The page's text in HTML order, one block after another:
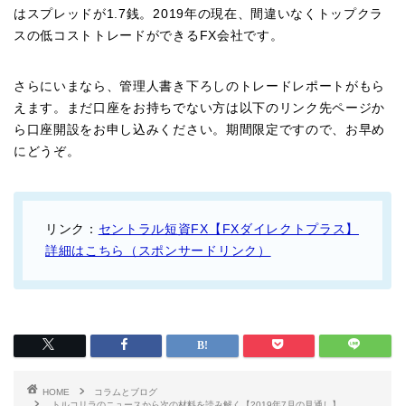
はスプレッドが1.7銭。2019年の現在、間違いなくトップクラ
スの低コストトレードができるFX会社です。
さらにいまなら、管理人書き下ろしのトレードレポートがもら
えます。まだ口座をお持ちでない方は以下のリンク先ページか
ら口座開設をお申し込みください。期間限定ですので、お早め
にどうぞ。
リンク： セントラル短資FX【FXダイレクトプラス】
詳細はこちら（スポンサードリンク）
HOME
コラムとブログ